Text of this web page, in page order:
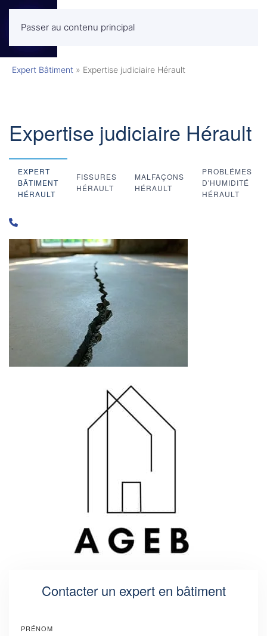
Passer au contenu principalMENU
Expert Bâtiment » Expertise judiciaire Hérault
Expertise judiciaire Hérault
EXPERT
BÂTIMENT
HÉRAULT
FISSURES
HÉRAULT
MALFAÇONS
HÉRAULT
PROBLÉMES
D'HUMIDITÉ
HÉRAULT
Contacter un expert en bâtiment
PRÉNOM